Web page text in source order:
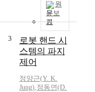
원
문보
기
3
로봇 핸드 시
스템의 파지
제어
정양근(Y. K.
Jung),정동연(D.